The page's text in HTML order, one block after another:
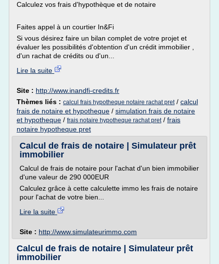
Calculez vos frais d'hypothèque et de notaire
Faites appel à un courtier In&Fi
Si vous désirez faire un bilan complet de votre projet et
évaluer les possibilités d'obtention d'un crédit immobilier ,
d'un rachat de crédits ou d'un...
Lire la suite
Site : http://www.inandfi-credits.fr
Thèmes liés : calcul frais hypotheque notaire rachat pret/ calcul
frais de notaire et hypotheque / simulation frais de notaire
et hypotheque / frais notaire hypotheque rachat pret/ frais
notaire hypotheque pret
Calcul de frais de notaire | Simulateur prêt
immobilier
Calcul de frais de notaire pour l'achat d'un bien immobilier
d'une valeur de 290 000EUR
Calculez grâce à cette calculette immo les frais de notaire
pour l'achat de votre bien...
Lire la suite
Site : http://www.simulateurimmo.com
Calcul de frais de notaire | Simulateur prêt
immobilier